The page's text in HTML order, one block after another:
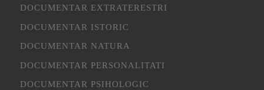
DOCUMENTAR EXTRATERESTRI
DOCUMENTAR ISTORIC
DOCUMENTAR NATURA
DOCUMENTAR PERSONALITATI
DOCUMENTAR PSIHOLOGIC